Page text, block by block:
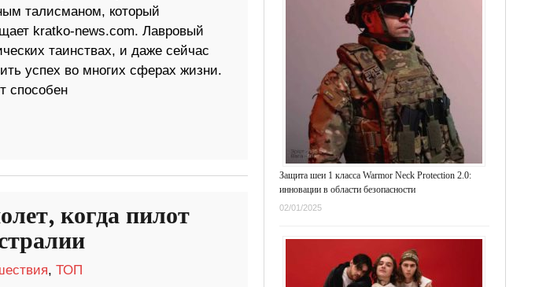
талисманом, который
kratko-news.com. Лавровый
таинствах, и даже сейчас
успех во многих сферах жизни.
способен
когда пилот
, ТОП
Защита шеи 1 класса Warmor Neck Protection 2.0:
инновации в области безопасности
02/01/2025